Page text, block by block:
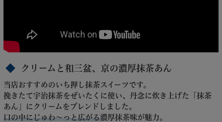
クリームと和三盆、京の濃厚抹茶あん
当店おすすめのいち押し抹茶スイーツです。
挽きたて宇治抹茶をぜいたくに使い、丹念に炊き上げた「抹茶
あん」にクリームをブレンドしました。
口の中にじゅわ～っと広がる濃厚抹茶味が魅力。